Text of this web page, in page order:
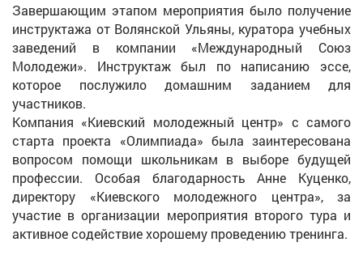
Завершающим этапом мероприятия было получение
инструктажа от Волянской Ульяны, куратора учебных
заведений в компании «Международный Союз
Молодежи». Инструктаж был по написанию эссе,
которое послужило домашним заданием для
участников.
Компания «Киевский молодежный центр» с самого
старта проекта «Олимпиада» была заинтересована
вопросом помощи школьникам в выборе будущей
профессии. Особая благодарность Анне Куценко,
директору «Киевского молодежного центра», за
участие в организации мероприятия второго тура и
активное содействие хорошему проведению тренинга.